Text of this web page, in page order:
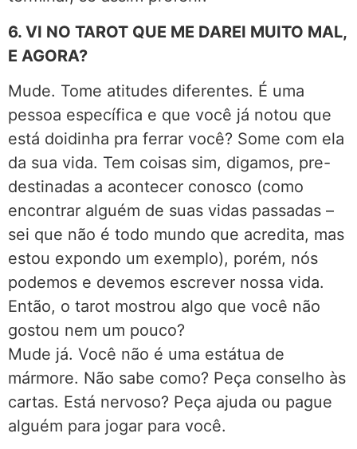
6. VI NO TAROT QUE ME DAREI MUITO MAL,
E AGORA?
Mude. Tome atitudes diferentes. É uma
pessoa específica e que você já notou que
está doidinha pra ferrar você? Some com ela
da sua vida. Tem coisas sim, digamos, pre-
destinadas a acontecer conosco (como
encontrar alguém de suas vidas passadas –
sei que não é todo mundo que acredita, mas
estou expondo um exemplo), porém, nós
podemos e devemos escrever nossa vida.
Então, o tarot mostrou algo que você não
gostou nem um pouco?
Mude já. Você não é uma estátua de
mármore. Não sabe como? Peça conselho às
cartas. Está nervoso? Peça ajuda ou pague
alguém para jogar para você.